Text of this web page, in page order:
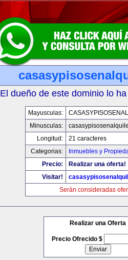
El dueño de este dominio lo
Mayusculas:
Minusculas:
Longitud:
21 caracteres
Categorias:
Inmuebles y
Precio:
Realizar una oferta!
Visitar!
Serán consideradas
Realizar una Oferta
Precio Ofrecido $